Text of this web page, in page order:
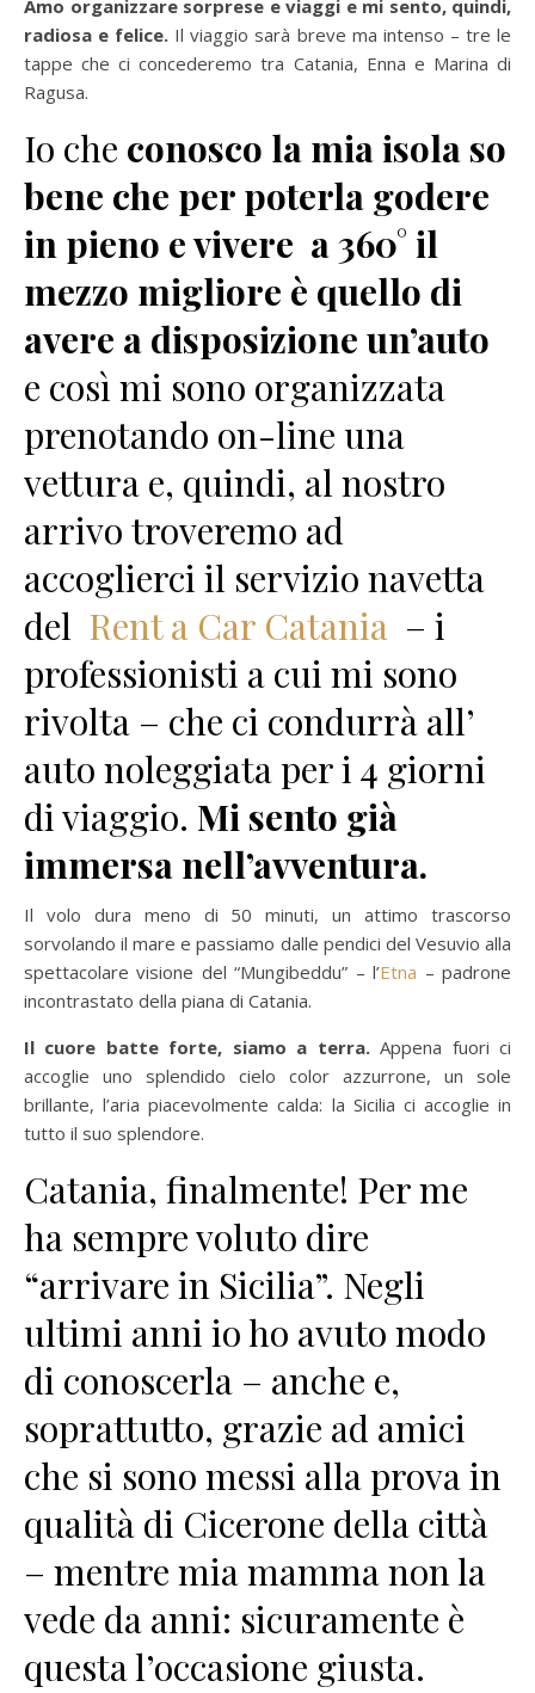
Amo organizzare sorprese e viaggi e mi sento, quindi,
radiosa e felice. Il viaggio sarà breve ma intenso – tre le
tappe che ci concederemo tra Catania, Enna e Marina di
Ragusa.
Io che conosco la mia isola so
bene che per poterla godere
in pieno e vivere a 360° il
mezzo migliore è quello di
avere a disposizione un’auto
e così mi sono organizzata
prenotando on-line una
vettura e, quindi, al nostro
arrivo troveremo ad
accoglierci il servizio navetta
del Rent a Car Catania – i
professionisti a cui mi sono
rivolta – che ci condurrà all’
auto noleggiata per i 4 giorni
di viaggio. Mi sento già
immersa nell’avventura.
Il volo dura meno di 50 minuti, un attimo trascorso
sorvolando il mare e passiamo dalle pendici del Vesuvio alla
spettacolare visione del “Mungibeddu” – l’Etna – padrone
incontrastato della piana di Catania.
Il cuore batte forte, siamo a terra.Appena fuori ci
accoglie uno splendido cielo color azzurrone, un sole
brillante, l’aria piacevolmente calda: la Sicilia ci accoglie in
tutto il suo splendore.
Catania, finalmente! Per me
ha sempre voluto dire
“arrivare in Sicilia”. Negli
ultimi anni io ho avuto modo
di conoscerla – anche e,
soprattutto, grazie ad amici
che si sono messi alla prova in
qualità di Cicerone della città
– mentre mia mamma non la
vede da anni: sicuramente è
questa l’occasione giusta.